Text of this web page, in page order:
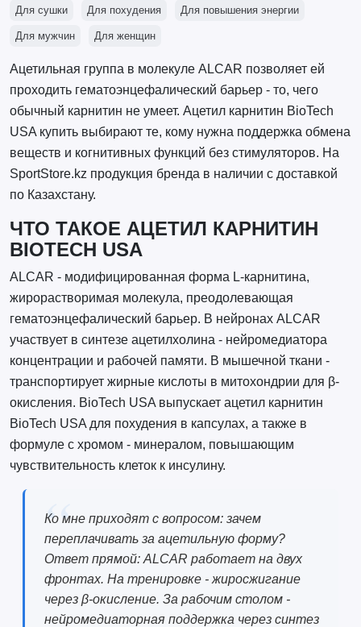
Для сушки Для похудения Для повышения энергии
Для мужчин Для женщин
Ацетильная группа в молекуле ALCAR позволяет ей
проходить гематоэнцефалический барьер - то, чего
обычный карнитин не умеет. Ацетил карнитин BioTech
USA купить выбирают те, кому нужна поддержка обмена
веществ и когнитивных функций без стимуляторов. На
SportStore.kz продукция бренда в наличии с доставкой
по Казахстану.
ЧТО ТАКОЕ АЦЕТИЛ КАРНИТИН
BIOTECH USA
ALCAR - модифицированная форма L-карнитина,
жирорастворимая молекула, преодолевающая
гематоэнцефалический барьер. В нейронах ALCAR
участвует в синтезе ацетилхолина - нейромедиатора
концентрации и рабочей памяти. В мышечной ткани -
транспортирует жирные кислоты в митохондрии для β-
окисления. BioTech USA выпускает ацетил карнитин
BioTech USA для похудения в капсулах, а также в
формуле с хромом - минералом, повышающим
чувствительность клеток к инсулину.
Ко мне приходят с вопросом: зачем
переплачивать за ацетильную форму?
Ответ прямой: ALCAR работает на двух
фронтах. На тренировке - жиросжигание
через β-окисление. За рабочим столом -
нейромедиаторная поддержка через синтез